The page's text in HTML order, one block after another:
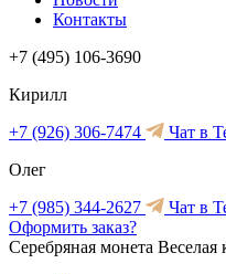
Контакты
+7 (495) 106-3690
Кирилл
+7 (926) 306-7474
Чат в
Олег
+7 (985) 344-2627
Чат в
Оформить заказ?
Серебряная монета